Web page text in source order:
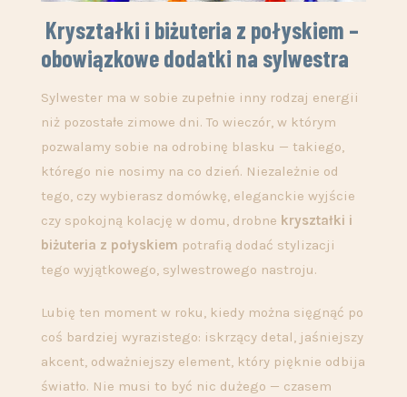
Kryształki i biżuteria z połyskiem –
obowiązkowe dodatki na sylwestra
Sylwester ma w sobie zupełnie inny rodzaj energii
niż pozostałe zimowe dni. To wieczór, w którym
pozwalamy sobie na odrobinę blasku — takiego,
którego nie nosimy na co dzień. Niezależnie od
tego, czy wybierasz domówkę, eleganckie wyjście
czy spokojną kolację w domu, drobne kryształki i
biżuteria z połyskiem potrafią dodać stylizacji
tego wyjątkowego, sylwestrowego nastroju.
Lubię ten moment w roku, kiedy można sięgnąć po
coś bardziej wyrazistego: iskrzący detal, jaśniejszy
akcent, odważniejszy element, który pięknie odbija
światło. Nie musi to być nic dużego — czasem